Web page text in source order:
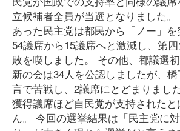
立候補者全員が当選となりました
あった民主党は都民から「ノー」を
54議席から15議席へと激減し、第
敗を喫しました。 その他、都議選
新の会は34人を公認しましたが、
言で苦戦し、2議席にとどまりまし
獲得議席ほど自民党が支持された
ん。 今回の選挙結果は「民主党に